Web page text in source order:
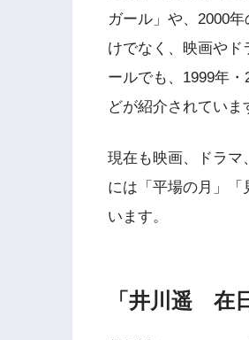
ガール」や、2000
けでなく、映画やド
ールでも、1999年
どが紹介されていま
現在も映画、ドラマ
には「平場の月」「
います。
「井川遥 在